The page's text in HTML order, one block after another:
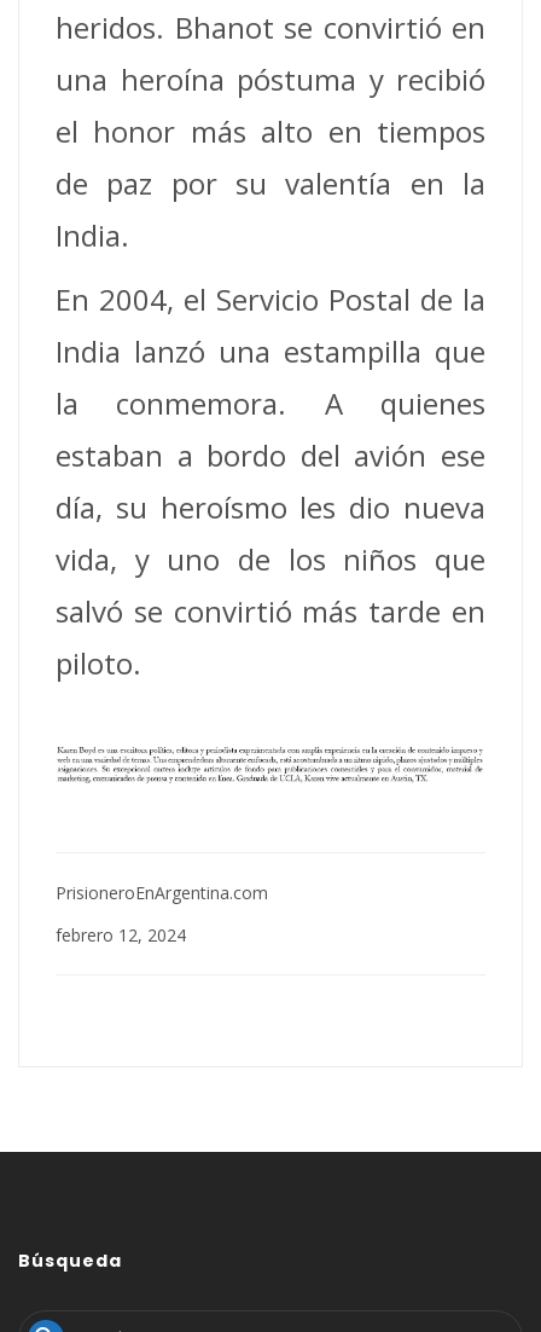
heridos. Bhanot se convirtió en
una heroína póstuma y recibió
el honor más alto en tiempos
de paz por su valentía en la
India.
En 2004, el Servicio Postal de la
India lanzó una estampilla que
la conmemora. A quienes
estaban a bordo del avión ese
día, su heroísmo les dio nueva
vida, y uno de los niños que
salvó se convirtió más tarde en
piloto.
PrisioneroEnArgentina.com
febrero 12, 2024
Búsqueda